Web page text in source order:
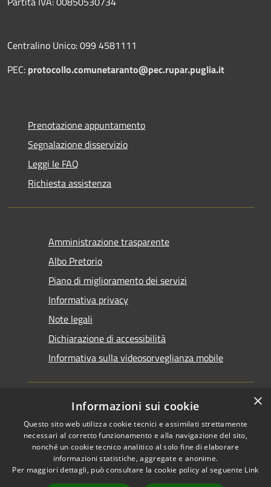
Centralino Unico: 099 4581111
PEC: protocollo.comunetaranto@pec.rupar.puglia.it
Prenotazione appuntamento
Segnalazione disservizio
Leggi le FAQ
Richiesta assistenza
Amministrazione trasparente
Albo Pretorio
Piano di miglioramento dei servizi
Informativa privacy
Note legali
Dichiarazione di accessibilità
Informativa sulla videosorveglianza mobile
RSS
Accessibilità
Cookie
Copyright © 2026 • Comune di
Taranto • Powered by
Municipium•Accesso
redazione
×
Informazioni sui cookie
Questo sito web utilizza cookie tecnici e assimilati strettamente
necessari al corretto funzionamento e alla navigazione del sito,
nonché un cookie tecnico analitico al solo fine di elaborare
informazioni statistiche, aggregate e anonime.
Per maggiori dettagli, può consultare la cookie policy al seguente Link